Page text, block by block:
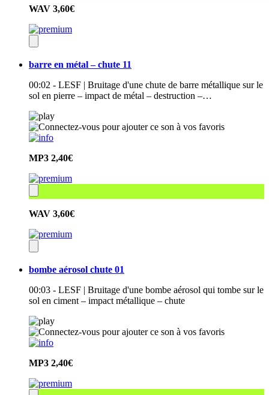
WAV 3,60€
barre en métal – chute 11
00:02 - LESF | Bruitage d'une chute de barre métallique sur le
sol en pierre – impact de métal – destruction –…
MP3 2,40€
WAV 3,60€
bombe aérosol chute 01
00:03 - LESF | Bruitage d'une bombe aérosol qui tombe sur le
sol en ciment – impact métallique – chute
MP3 2,40€